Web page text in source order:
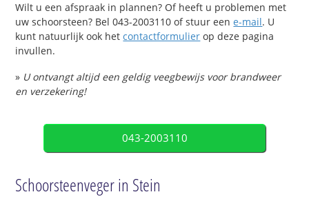
Wilt u een afspraak in plannen? Of heeft u problemen met
uw schoorsteen? Bel 043-2003110 of stuur eene-mail. U
kunt natuurlijk ook hetcontactformulier op deze pagina
invullen.
» U ontvangt altijd een geldig veegbewijs voor brandweer
en verzekering!
043-2003110
Schoorsteenveger in Stein